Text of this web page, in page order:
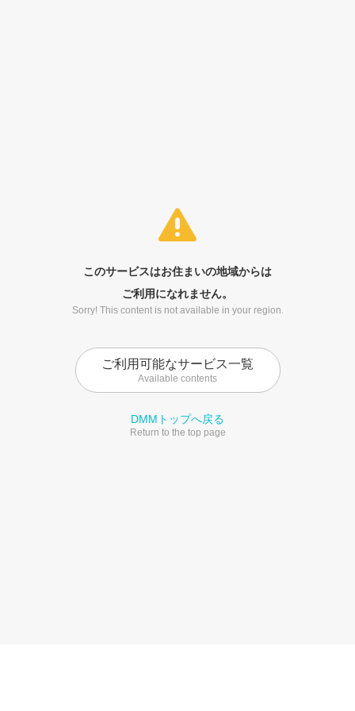
このサービスはお住まいの地域からは
ご利用になれません。
Sorry! This content is not available in your region.
ご利用可能なサービス一覧
Available contents
DMMトップへ戻る
Return to the top page